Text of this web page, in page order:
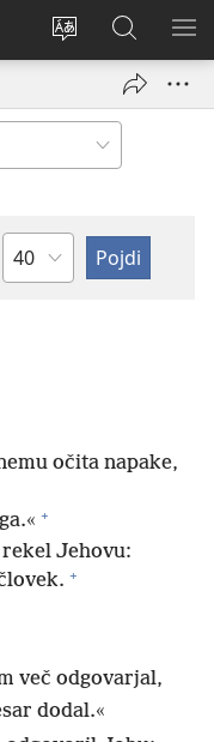
Spremeni
spletnega
mesta
Prijava
(odpre
Iskanje
po
JW.ORG
Poglavje
očita napake,
+
Jehovu:
+
več odgovarjal,
dodal.«